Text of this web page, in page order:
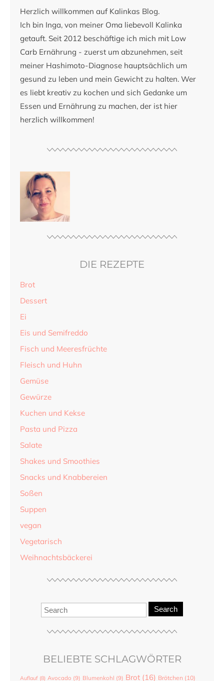
Herzlich willkommen auf Kalinkas Blog.
Ich bin Inga, von meiner Oma liebevoll Kalinka
getauft. Seit 2012 beschäftige ich mich mit Low
Carb Ernährung - zuerst um abzunehmen, seit
meiner Hashimoto-Diagnose hauptsächlich um
gesund zu leben und mein Gewicht zu halten. Wer
es liebt kreativ zu kochen und sich Gedanke um
Essen und Ernährung zu machen, der ist hier
herzlich willkommen!
DIE REZEPTE
Brot
Dessert
Ei
Eis und Semifreddo
Fisch und Meeresfrüchte
Fleisch und Huhn
Gemüse
Gewürze
Kuchen und Kekse
Pasta und Pizza
Salate
Shakes und Smoothies
Snacks und Knabbereien
Soßen
Suppen
vegan
Vegetarisch
Weihnachtsbäckerei
Search
BELIEBTE SCHLAGWÖRTER
Auflauf (8) Avocado (9) Blumenkohl (9) Brot (16) Brötchen (10)